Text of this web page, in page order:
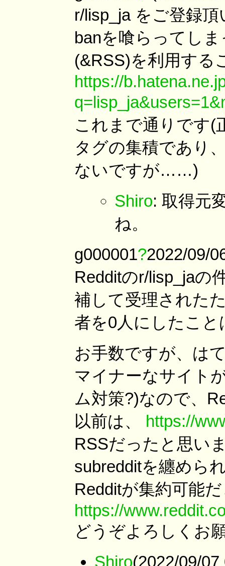
r/lisp_ja をご登録
banを喰らってし
(&RSS)を利用する
https://
これまで通りです(
タグの集積であり
ないですが……)
Shiro: 取得元
ね。
g000001?2022/09/
Redditのr/lisp_jaの
補して受理された
者を0人にしたこ
お手数ですが、は
マイナーなサイト
ム対策?)なので、
以前は、 https://
RSSだったと思い
subredditを纏めら
Redditが集約可能
https://
どうぞよろしくお
Shiro(2022/09/